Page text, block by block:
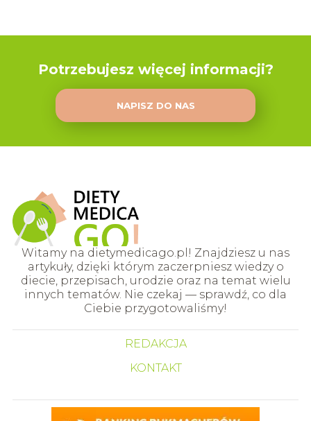
Potrzebujesz więcej informacji?
NAPISZ DO NAS
Witamy na dietymedicago.pl! Znajdziesz u nas
artykuły, dzięki którym zaczerpniesz wiedzy o
diecie, przepisach, urodzie oraz na temat wielu
innych tematów. Nie czekaj — sprawdź, co dla
Ciebie przygotowaliśmy!
REDAKCJA
KONTAKT